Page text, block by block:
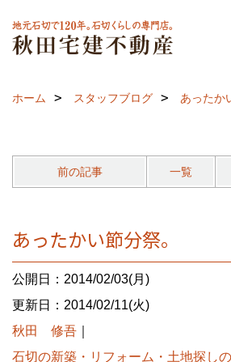
ホーム スタッフブログ あったか
前の記事 一覧
あったかい節分祭。
公開日：2014/02/03(月)
更新日：2014/02/11(火)
秋田 修吾
石切の新築・リフォーム・土地探し